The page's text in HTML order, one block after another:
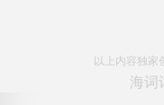
以上内容独家
海词